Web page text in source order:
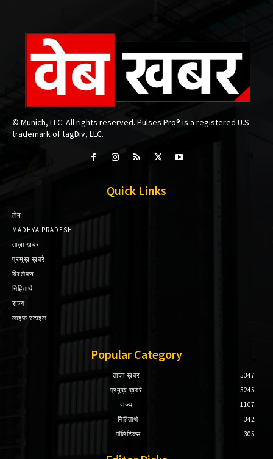
© Munich, LLC. All rights reserved. Pulses Pro® is a registered U.S.
trademark of tagDiv, LLC.
Quick Links
होम
MADHYA PRADESH
ताज़ा ख़बर
प्रमुख़ ख़बरे
विश्लेषण
निहितार्थ
राज्य
लाइफ स्टाइल
Popular Category
ताज़ा ख़बर
5347
प्रमुख़ ख़बरे
5245
राज्य
1107
निहितार्थ
342
पॉलिटिक्स
305